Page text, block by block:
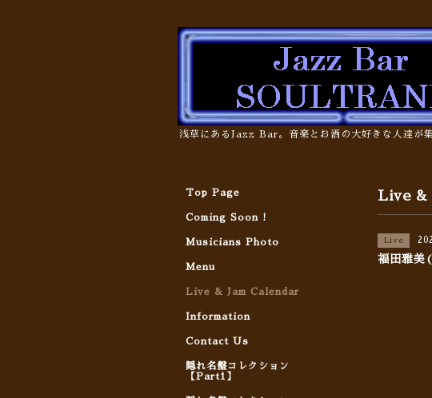
浅草にあるJazz Bar。音楽とお酒の大好きな人達
Live &
Live
福田雅
Top Page
Coming Soon !
Musicians Photo
Menu
Live & Jam Calendar
Information
Contact Us
隠れ名盤コレクション
【Part1】